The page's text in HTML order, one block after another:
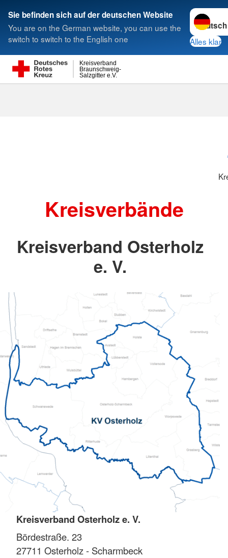
Sie befinden sich auf der deutschen Website
You are on the German website, you can use the
switch to switch to the English one
Sprache
Alles klar
Salzgitter e.V.
Braunschweig-
Kreisverband
Suche
Kreisverbände
Kreisverband Osterholz
e. V.
Kreisverband Osterholz e. V.
Bördestraße. 23
27711 Osterholz - Scharmbeck